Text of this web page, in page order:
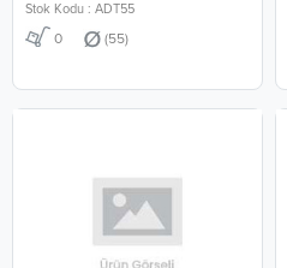
Stok Kodu : ADT55
0 (55)